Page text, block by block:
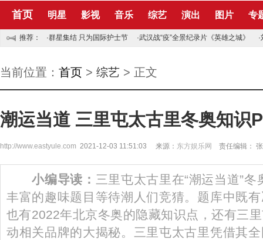
首页 明星 影视 音乐 综艺 演出 图片 专
推荐： ·群星集结 只为国际护士节 ·武汉战“疫”全景纪录片《英雄之城》 ·
当前位置： 首页 > 综艺 > 正文
潮运当道 三里屯太古里冬奥知识
http://www.eastyule.com 2021-12-03 11:51:03 来源： 东方娱乐网 责任编辑：
小编导读： 三里屯太古里在“潮运当道”
丰富的趣味题目等待潮人们竞猜。题库中既
也有2022年北京冬奥的隐藏知识点，还有三
动相关品牌的大揭秘。三里屯太古里凭借其